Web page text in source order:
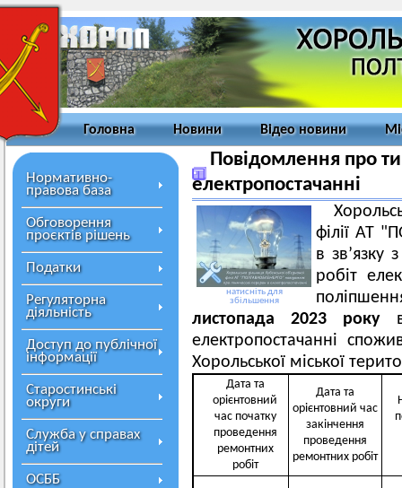
Головна Новини Відео новини
Нормативно-
правова база
Обговорення
проєктів рішень
Податки
Регуляторна
діяльність
Доступ до публічної
інформації
Старостинські
округи
Служба у справах
дітей
ОСББ
Повідомлення про
електропостачанні
натисніть для
збільшення
філії АТ
в зв’язку
робіт
листопада 2023 року
електропостачанні
Хорольської міської
Дата та
орієнтовний
час початку
проведення
ремонтних
робіт
Дата та
орієнтовний час
закінчення
проведення
ремонтних робіт